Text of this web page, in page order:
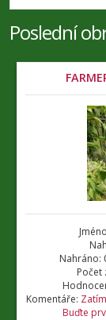
Poslední
Nahráno:
Počet
Komentáře:
Buďte